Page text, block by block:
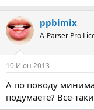
ppbimix
A-Parser Pro
10 Июн 2013
А по поводу
подумаете? Все-